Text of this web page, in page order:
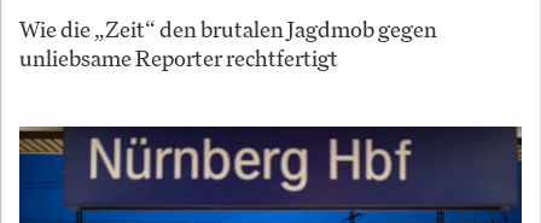
Wie die „Zeit“ den brutalen Jagdmob gegen
unliebsame Reporter rechtfertigt